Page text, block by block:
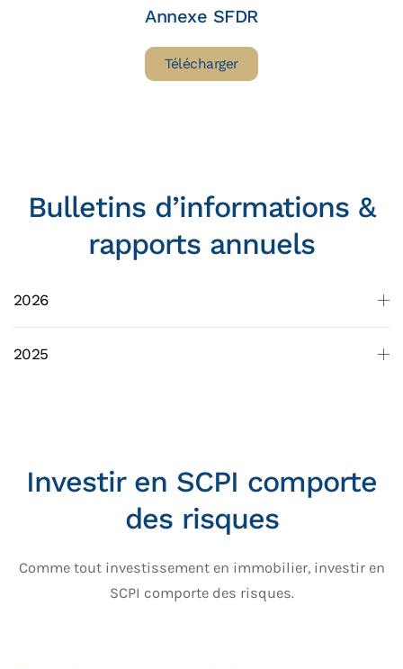
Annexe SFDR
Télécharger
Bulletins d’informations &
rapports annuels
2026
2025
Investir en SCPI comporte
des risques
Comme tout investissement en immobilier, investir en
SCPI comporte des risques.